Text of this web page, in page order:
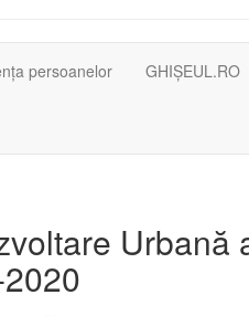
persoanelor GHIȘEUL.RO
Urbană